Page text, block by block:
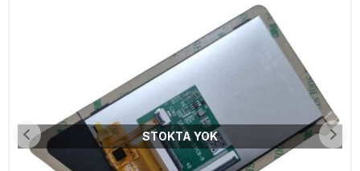
STOKTA YOK